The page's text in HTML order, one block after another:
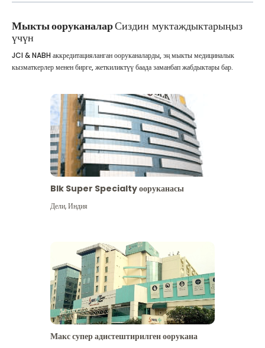
Мыкты ооруканаларСиздин муктаждыктарыңыз
үчүн
JCI & NABH аккредитацияланган ооруканаларды, эң мыкты медициналык
кызматкерлер менен бирге, жеткиликтүү баада заманбап жабдыктары бар.
Blk Super Specialty ооруканасы
Дели,Индия
Макс супер адистештирилген оорукана